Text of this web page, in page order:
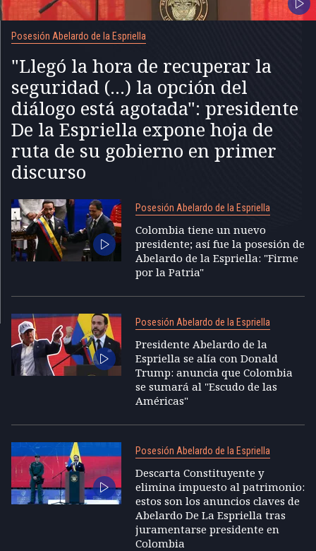
Posesión Abelardo de la Espriella
"Llegó la hora de recuperar la
seguridad (...) la opción del
diálogo está agotada": presidente
De la Espriella expone hoja de
ruta de su gobierno en primer
discurso
Posesión Abelardo de la Espriella
Colombia tiene un nuevo
presidente; así fue la posesión de
Abelardo de la Espriella: "Firme
por la Patria"
Posesión Abelardo de la Espriella
Presidente Abelardo de la
Espriella se alía con Donald
Trump: anuncia que Colombia
se sumará al "Escudo de las
Américas"
Posesión Abelardo de la Espriella
Descarta Constituyente y
elimina impuesto al patrimonio:
estos son los anuncios claves de
Abelardo De La Espriella tras
juramentarse presidente en
Colombia